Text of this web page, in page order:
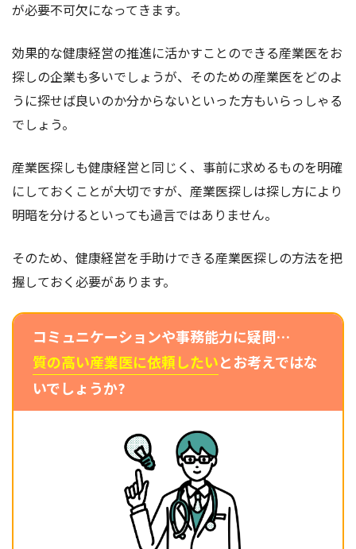
が必要不可欠になってきます。
効果的な健康経営の推進に活かすことのできる産業医をお
探しの企業も多いでしょうが、そのための産業医をどのよ
うに探せば良いのか分からないといった方もいらっしゃる
でしょう。
産業医探しも健康経営と同じく、事前に求めるものを明確
にしておくことが大切ですが、産業医探しは探し方により
明暗を分けるといっても過言ではありません。
そのため、健康経営を手助けできる産業医探しの方法を把
握しておく必要があります。
コミュニケーションや事務能力に疑問…
質の高い産業医に依頼したいとお考えではな
いでしょうか?